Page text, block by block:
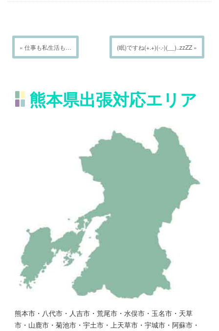
« 仕事も私生活も… (眠)ですね(+.+)(-.-)(__)..zzZZ »
熊本県出張対応エリア
熊本市・八代市・人吉市・荒尾市・水俣市・玉名市・天草
市・山鹿市・菊池市・宇土市・上天草市・宇城市・阿蘇市・